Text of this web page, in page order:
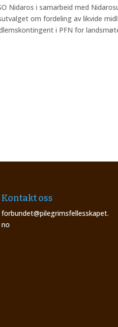
Nidaros i samarbeid med
om fordeling av likvide
i PFN for
Kontakt oss
forbundet@pilegrimsfellesskapet.
no